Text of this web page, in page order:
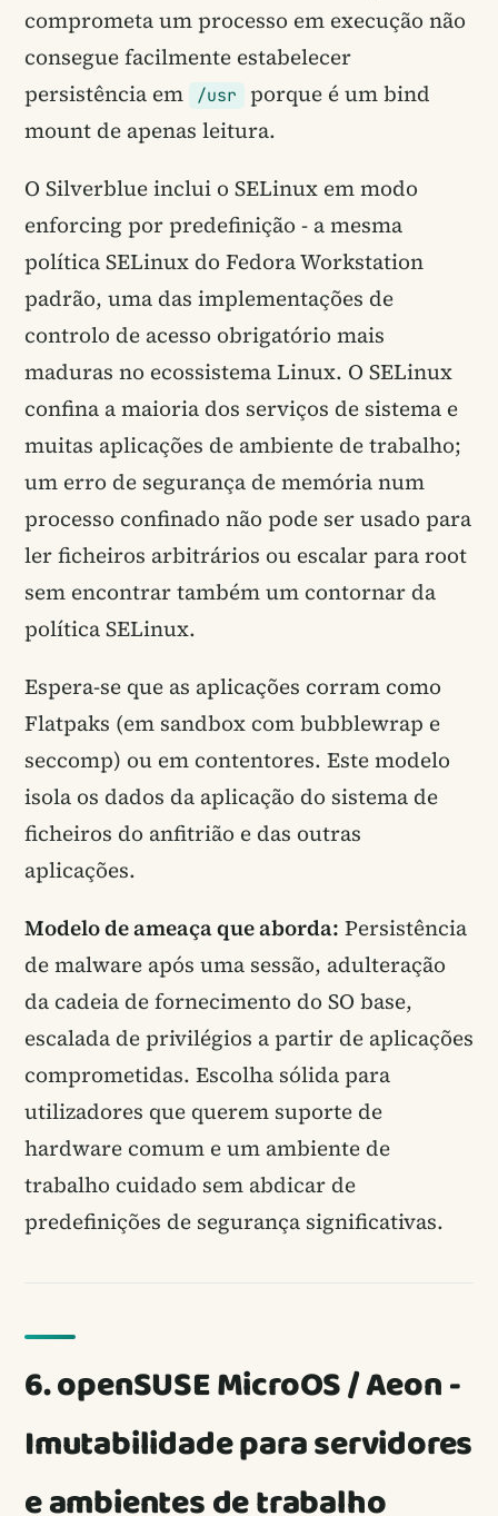
comprometa um processo em execução não
consegue facilmente estabelecer
persistência em
/usr
porque é um bind
mount de apenas leitura.
O Silverblue inclui o SELinux em modo
enforcing por predefinição - a mesma
política SELinux do Fedora Workstation
padrão, uma das implementações de
controlo de acesso obrigatório mais
maduras no ecossistema Linux. O SELinux
confina a maioria dos serviços de sistema e
muitas aplicações de ambiente de trabalho;
um erro de segurança de memória num
processo confinado não pode ser usado para
ler ficheiros arbitrários ou escalar para root
sem encontrar também um contornar da
política SELinux.
Espera-se que as aplicações corram como
Flatpaks (em sandbox com bubblewrap e
seccomp) ou em contentores. Este modelo
isola os dados da aplicação do sistema de
ficheiros do anfitrião e das outras
aplicações.
Modelo de ameaça que aborda: Persistência
de malware após uma sessão, adulteração
da cadeia de fornecimento do SO base,
escalada de privilégios a partir de aplicações
comprometidas. Escolha sólida para
utilizadores que querem suporte de
hardware comum e um ambiente de
trabalho cuidado sem abdicar de
predefinições de segurança significativas.
6. openSUSE MicroOS / Aeon -
Imutabilidade para servidores
e ambientes de trabalho